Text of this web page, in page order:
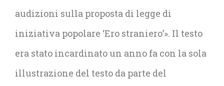
audizioni sulla proposta di legge di
iniziativa popolare ‘Ero straniero’». Il testo
era stato incardinato un anno fa con la sola
illustrazione del testo da parte del